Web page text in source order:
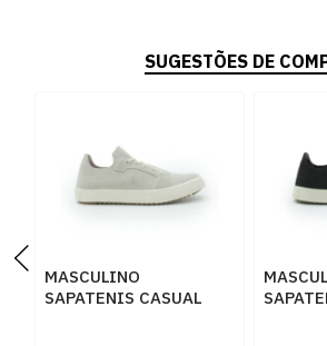
SUGESTÕES DE
MASCULINO
SAPATENIS CASUAL